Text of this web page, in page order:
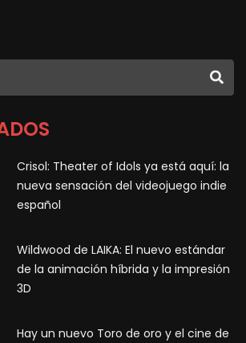
Crisol: Theater of Idols ya está aquí: la
nueva sensación del videojuego indie
español
Wildwood de LAIKA: El nuevo estándar
de la animación híbrida y la impresión
3D
Hay un nuevo Toro de oro y el cine de